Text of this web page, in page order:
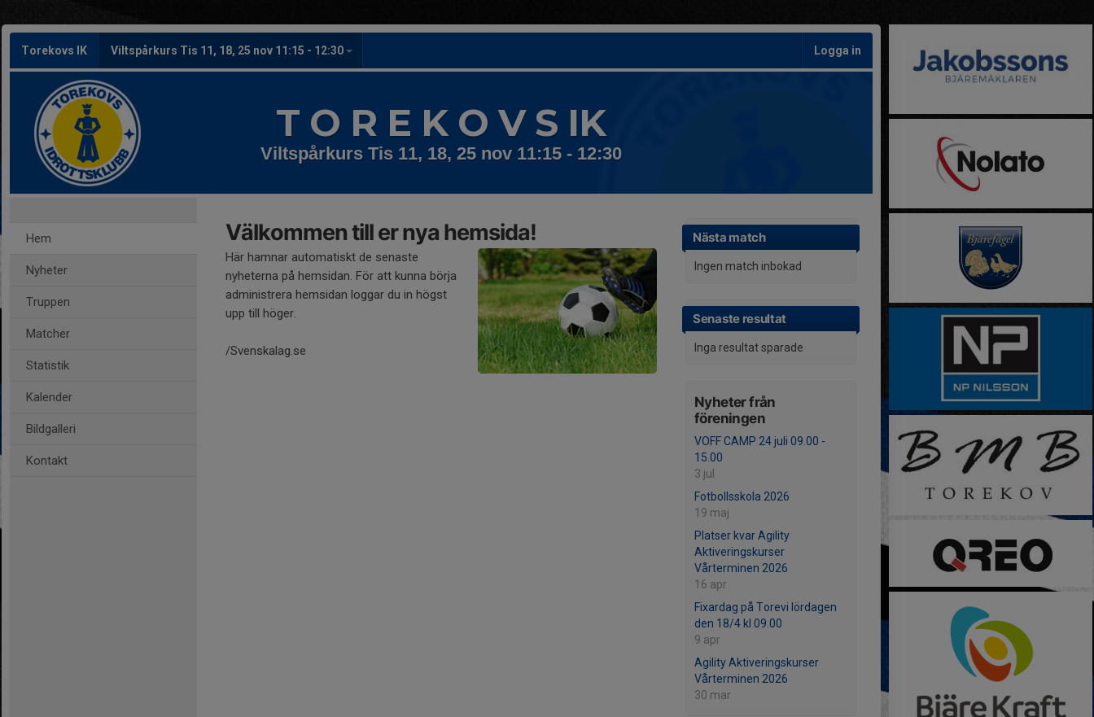
Torekovs IK Viltspårkurs Tis 11, 18, 25 nov 11:15 - 12:30 Logga in
T O R E K O V S IK
Viltspårkurs Tis 11, 18, 25 nov 11:15 - 12:30
Hem
Nyheter
Truppen
Matcher
Statistik
Kalender
Bildgalleri
Kontakt
Nästa match
Ingen match inbokad
Senaste resultat
Inga resultat sparade
Nyheter från
föreningen
VOFF CAMP 24 juli 09.00 -
15.00
3 jul
Fotbollsskola 2026
19 maj
Platser kvar Agility
Aktiveringskurser
Vårterminen 2026
16 apr
Fixardag på Torevi lördagen
den 18/4 kl 09.00
9 apr
Agility Aktiveringskurser
Vårterminen 2026
30 mar
Välkommen till er nya hemsida!
Här hamnar automatiskt de senaste
nyheterna på hemsidan. För att kunna börja
administrera hemsidan loggar du in högst
upp till höger.
/Svenskalag.se